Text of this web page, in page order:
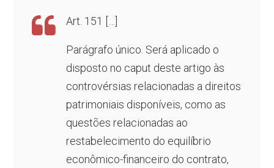
Art. 151 […]
Parágrafo único. Será aplicado o
disposto no caput deste artigo às
controvérsias relacionadas a direitos
patrimoniais disponíveis, como as
questões relacionadas ao
restabelecimento do equilíbrio
econômico-financeiro do contrato,